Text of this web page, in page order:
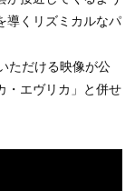
導くリズミカルなパ
ただける映像が公
・エヴリカ」と併せ